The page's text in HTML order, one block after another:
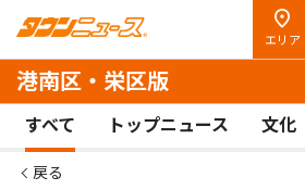
エリア
港南区・栄区版
すべて トップニュース 文化
戻る